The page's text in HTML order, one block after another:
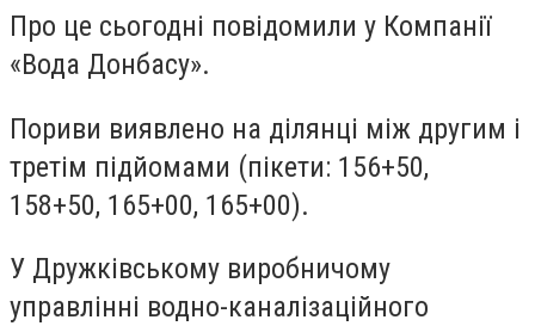
Про це сьогодні повідомили у Компанії
«Вода Донбасу».
Пориви виявлено на ділянці між другим і
третім підйомами (пікети: 156+50,
158+50, 165+00, 165+00).
У Дружківському виробничому
управлінні водно-каналізаційного